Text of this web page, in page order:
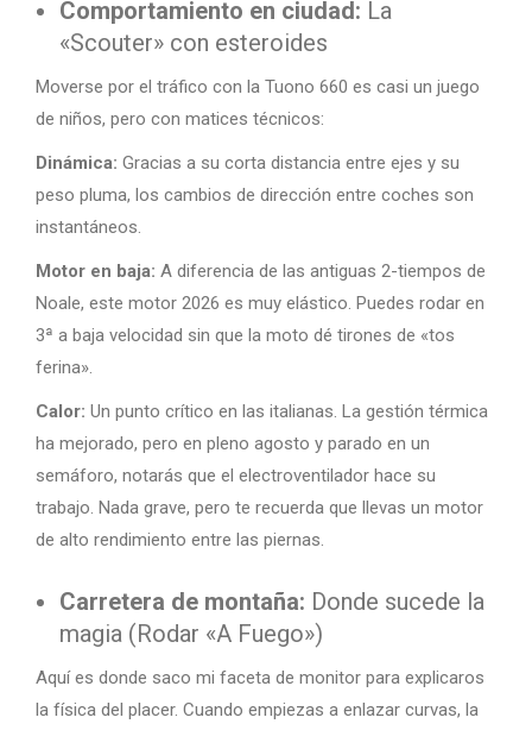
Comportamiento en ciudad: La
«Scouter» con esteroides
Moverse por el tráfico con la Tuono 660 es casi un juego
de niños, pero con matices técnicos:
Dinámica: Gracias a su corta distancia entre ejes y su
peso pluma, los cambios de dirección entre coches son
instantáneos.
Motor en baja: A diferencia de las antiguas 2-tiempos de
Noale, este motor 2026 es muy elástico. Puedes rodar en
3ª a baja velocidad sin que la moto dé tirones de «tos
ferina».
Calor: Un punto crítico en las italianas. La gestión térmica
ha mejorado, pero en pleno agosto y parado en un
semáforo, notarás que el electroventilador hace su
trabajo. Nada grave, pero te recuerda que llevas un motor
de alto rendimiento entre las piernas.
Carretera de montaña: Donde sucede la
magia (Rodar «A Fuego»)
Aquí es donde saco mi faceta de monitor para explicaros
la física del placer. Cuando empiezas a enlazar curvas, la